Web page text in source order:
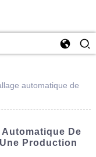
automatique de
De
Production